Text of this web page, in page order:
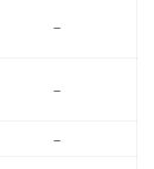
–
–
–